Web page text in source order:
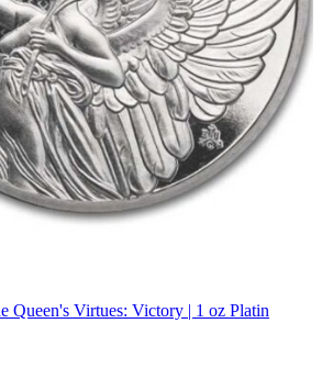
Queen's Virtues: Victory | 1 oz Platin